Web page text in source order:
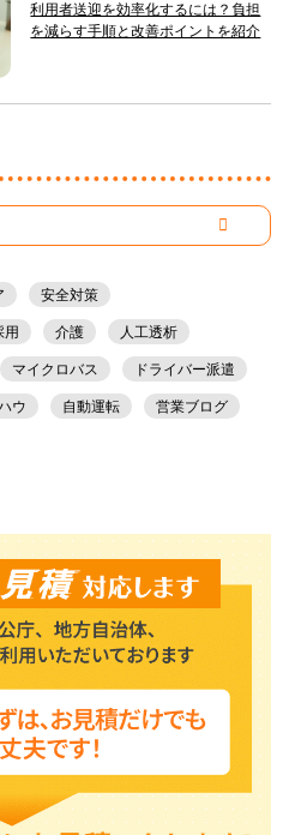
利用者送迎を効率化するには？負担
を減らす手順と改善ポイントを紹介
安全対策
用 介護 人工透析
マイクロバス ドライバー派遣
ウ 自動運転 営業ブログ